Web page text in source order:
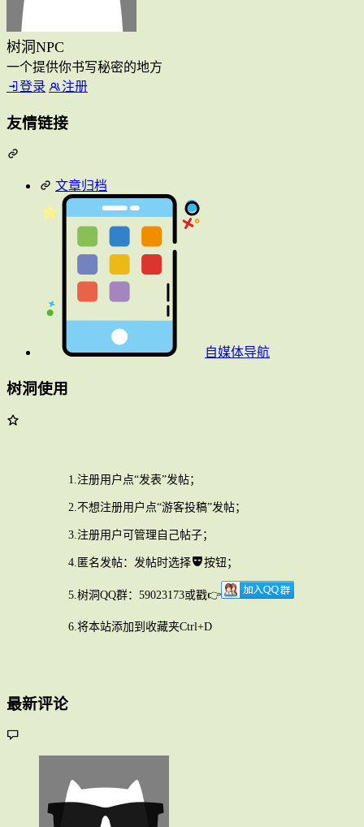
树洞NPC
一个提供你书写秘密的地方
登录
注册
友情链接
文章归档
自媒体导航
树洞使用
1.注册用户点“发表”发帖；
2.不想注册用户点“游客投稿”发帖；
3.注册用户可管理自己帖子；
4.匿名发帖：发帖时选择 按钮；
5.树洞QQ群：59023173或戳👉
6.将本站添加到收藏夹Ctrl+D
最新评论